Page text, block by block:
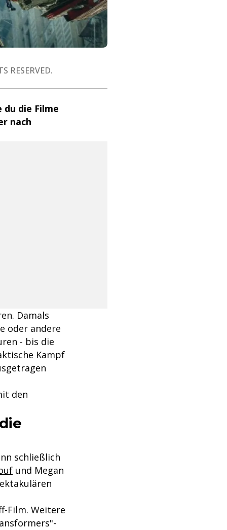
RESERVED.
die Filme
nach
Damals
oder andere
- bis die
Kampf
den
schließlich
und Megan
Film. Weitere